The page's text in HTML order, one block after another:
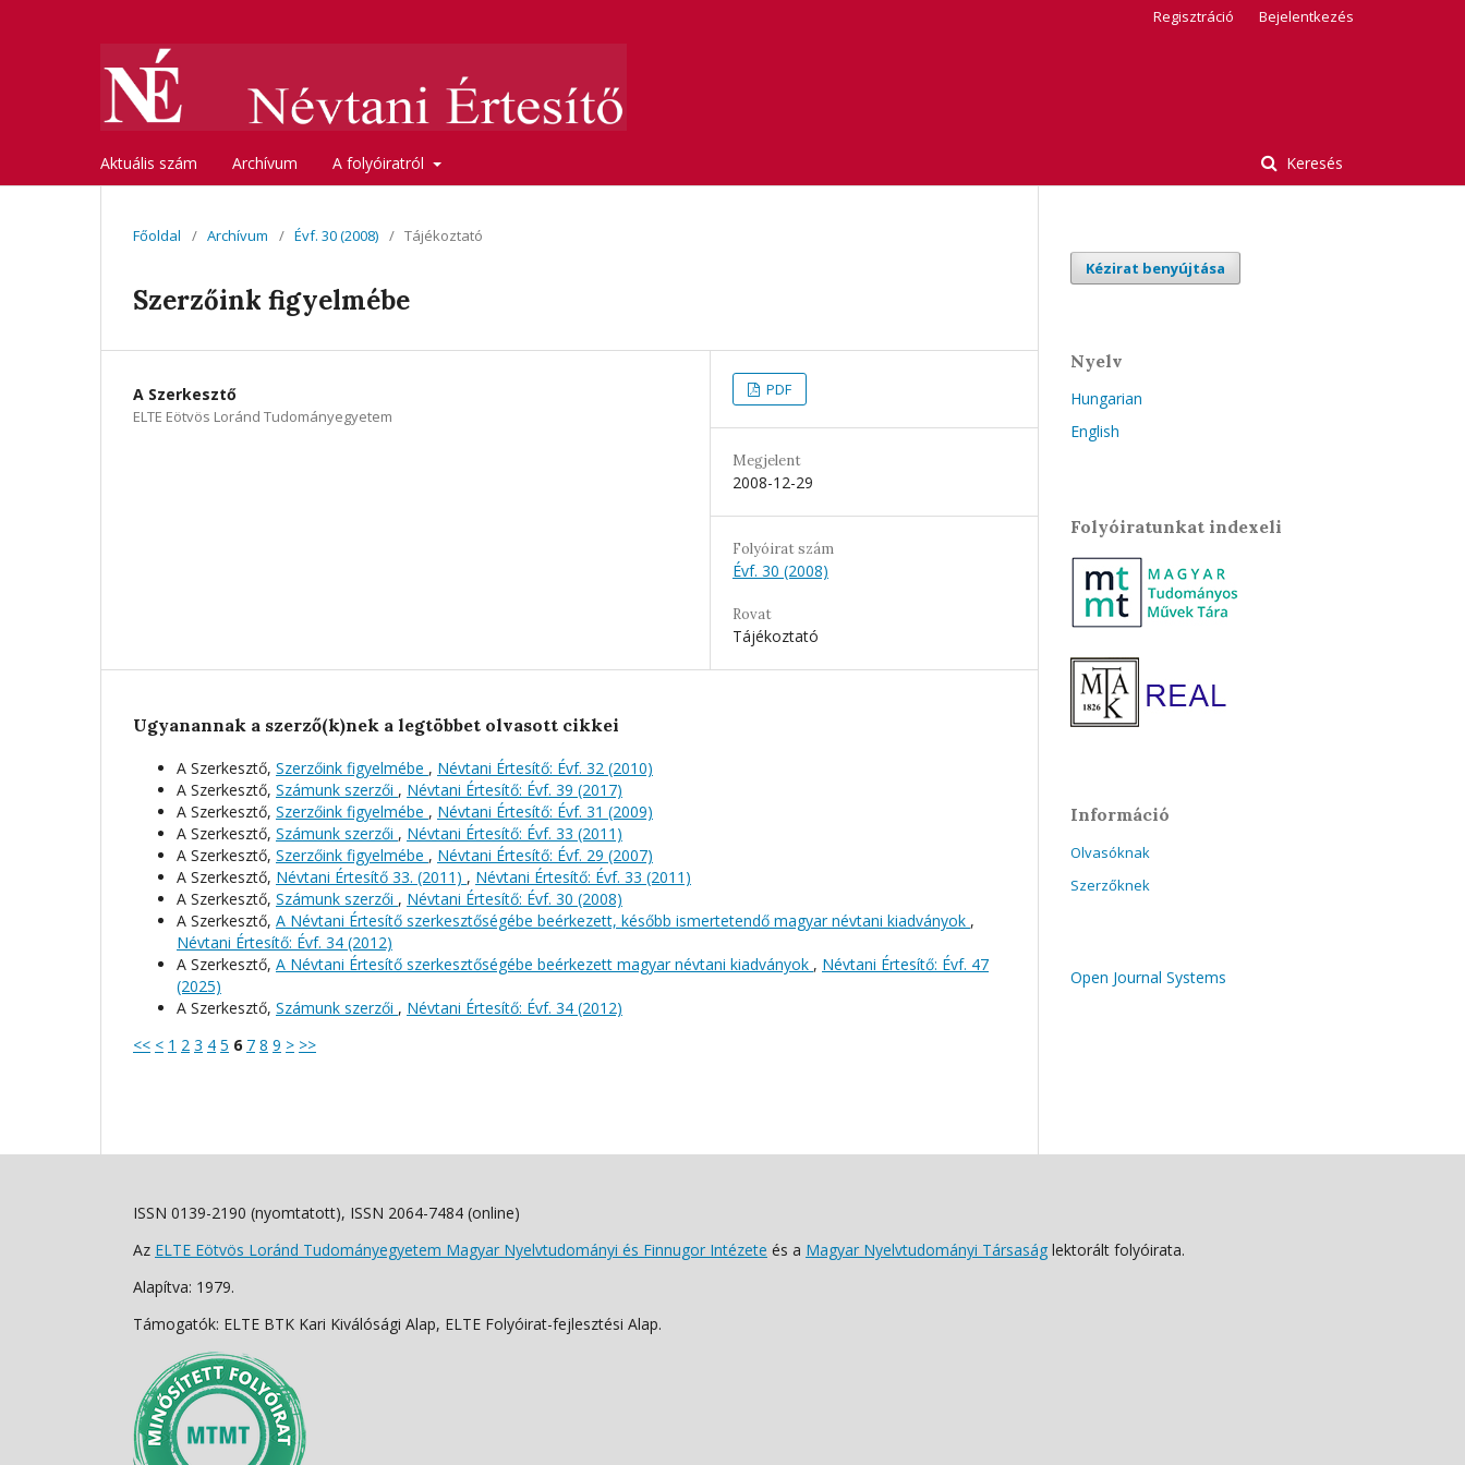
Aktuális szám Archívum A folyóiratról Keresés
Regisztráció Bejelentkezés
Főoldal / Archívum / Évf. 30 (2008) / Tájékoztató
Szerzőink figyelmébe
A Szerkesztő
ELTE Eötvös Loránd Tudományegyetem
PDF
Megjelent
2008-12-29
Folyóirat szám
Évf. 30 (2008)
Rovat
Tájékoztató
Ugyanannak a szerző(k)nek a legtöbbet olvasott cikkei
A Szerkesztő, Szerzőink figyelmébe , Névtani Értesítő: Évf. 32 (2010)
A Szerkesztő, Számunk szerzői , Névtani Értesítő: Évf. 39 (2017)
A Szerkesztő, Szerzőink figyelmébe , Névtani Értesítő: Évf. 31 (2009)
A Szerkesztő, Számunk szerzői , Névtani Értesítő: Évf. 33 (2011)
A Szerkesztő, Szerzőink figyelmébe , Névtani Értesítő: Évf. 29 (2007)
A Szerkesztő, Névtani Értesítő 33. (2011) , Névtani Értesítő: Évf. 33 (2011)
A Szerkesztő, Számunk szerzői , Névtani Értesítő: Évf. 30 (2008)
A Szerkesztő, A Névtani Értesítő szerkesztőségébe beérkezett, később ismertetendő magyar névtani kiadványok ,
Névtani Értesítő: Évf. 34 (2012)
A Szerkesztő, A Névtani Értesítő szerkesztőségébe beérkezett magyar névtani kiadványok , Névtani Értesítő: Évf. 47
(2025)
A Szerkesztő, Számunk szerzői , Névtani Értesítő: Évf. 34 (2012)
<< < 1 2 3 4 5 6 7 8 9 > >>
Kézirat benyújtása
Nyelv
Hungarian
English
Folyóiratunkat indexeli
Információ
Olvasóknak
Szerzőknek
Open Journal Systems
ISSN 0139-2190 (nyomtatott), ISSN 2064-7484 (online)
Az ELTE Eötvös Loránd Tudományegyetem Magyar Nyelvtudományi és Finnugor Intézete és a Magyar Nyelvtudományi Társaság lektorált folyóirata.
Alapítva: 1979.
Támogatók: ELTE BTK Kari Kiválósági Alap, ELTE Folyóirat-fejlesztési Alap.